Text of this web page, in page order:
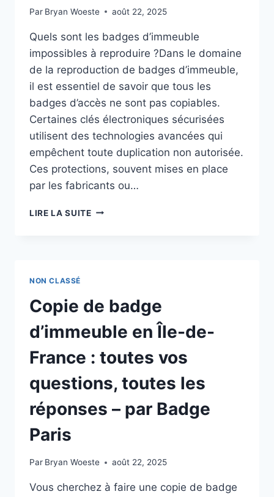
Par Bryan Woeste août 22, 2025
Quels sont les badges d’immeuble
impossibles à reproduire ?Dans le domaine
de la reproduction de badges d’immeuble,
il est essentiel de savoir que tous les
badges d’accès ne sont pas copiables.
Certaines clés électroniques sécurisées
utilisent des technologies avancées qui
empêchent toute duplication non autorisée.
Ces protections, souvent mises en place
par les fabricants ou…
LIRE LA SUITE
NON CLASSÉ
Copie de badge
d’immeuble en Île-de-
France : toutes vos
questions, toutes les
réponses – par Badge
Paris
Par Bryan Woeste août 22, 2025
Vous cherchez à faire une copie de badge